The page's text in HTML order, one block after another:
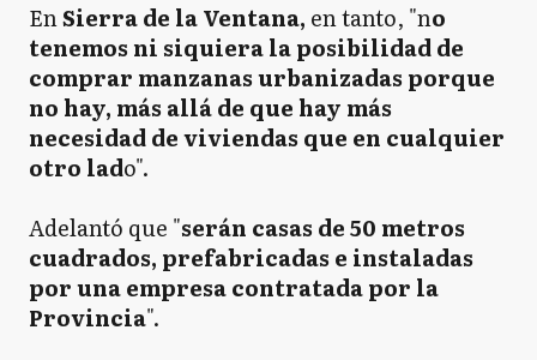
EnSierra de la Ventana, en tanto, "no
tenemos ni siquiera la posibilidad de
comprar manzanas urbanizadas porque
no hay, más allá de que hay más
necesidad de viviendas que en cualquier
otro lado".
Adelantó que "serán casas de 50 metros
cuadrados, prefabricadas e instaladas
por una empresa contratada por la
Provincia".